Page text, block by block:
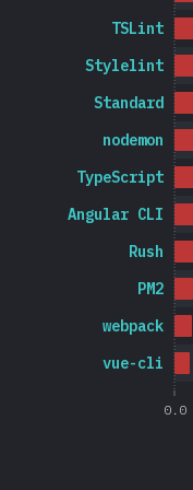
0.0
vue-cli
webpack
PM2
Rush
Angular CLI
TypeScript
nodemon
Standard
Stylelint
TSLint